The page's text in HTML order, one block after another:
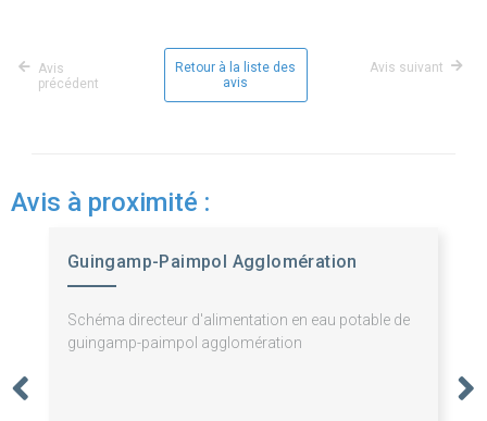
Avis
précédent
Retour à la liste des
avis
Avis suivant
Avis à proximité :
Guingamp-Paimpol Agglomération
Schéma directeur d'alimentation en eau potable de
guingamp-paimpol agglomération